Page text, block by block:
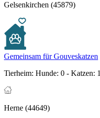
Gelsenkirchen (45879)
Gemeinsam für Gouveskatzen
Tierheim: Hunde: 0 - Katzen: 1
Herne (44649)